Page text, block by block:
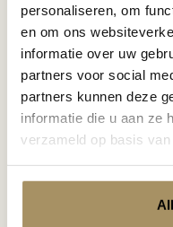
personaliseren, om
en om ons
informatie over uw
partners voor social
partners kunnen deze
informatie die u aan ze
verzameld op basis
ergriffen. Wir
6. Rechte
Die Person, deren
verarbeiten (die
der